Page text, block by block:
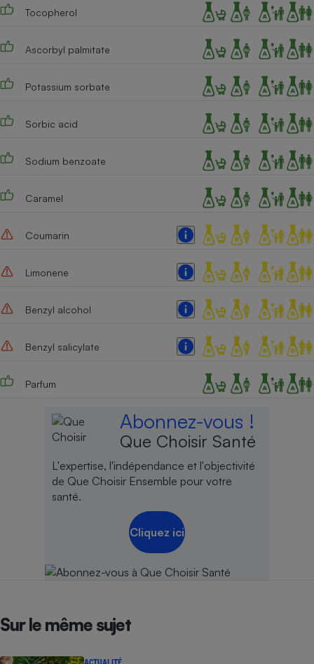
Tocopherol
Ascorbyl palmitate
Potassium sorbate
Sorbic acid
Sodium benzoate
Caramel
Coumarin
Limonene
Benzyl alcohol
Benzyl salicylate
Parfum
Abonnez-vous !
Que Choisir Santé
L'expertise, l'indépendance et l'objectivité
de Que Choisir Ensemble pour votre
santé.
Cliquez ici
Sur le même sujet
ACTUALITÉ